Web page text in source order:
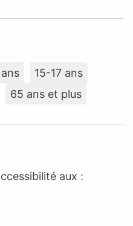
15-17 ans
65 ans et plus
aux :